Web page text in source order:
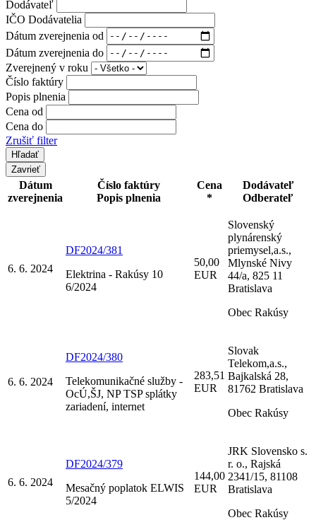
Dodávateľ
IČO Dodávatelia
Dátum zverejnenia od
Dátum zverejnenia do
Zverejnený v roku
Číslo faktúry
Popis plnenia
Cena od
Cena do
Zrušiť filter
Zavrieť
Dátum
zverejnenia
Číslo faktúry
Popis plnenia
Cena
*
Dodávateľ
Odberateľ
6. 6. 2024
DF2024/381
Elektrina - Rakúsy 10
6/2024
50,00
EUR
Slovenský
plynárenský
priemysel,a.s.,
Mlynské Nivy
44/a, 825 11
Bratislava
Obec Rakúsy
6. 6. 2024
DF2024/380
Telekomunikačné služby -
OcÚ,ŠJ, NP TSP splátky
zariadení, internet
283,51
EUR
Slovak
Telekom,a.s.,
Bajkalská 28,
81762 Bratislava
Obec Rakúsy
6. 6. 2024
DF2024/379
Mesačný poplatok ELWIS
5/2024
144,00
EUR
JRK Slovensko s.
r. o., Rajská
2341/15, 81108
Bratislava
Obec Rakúsy